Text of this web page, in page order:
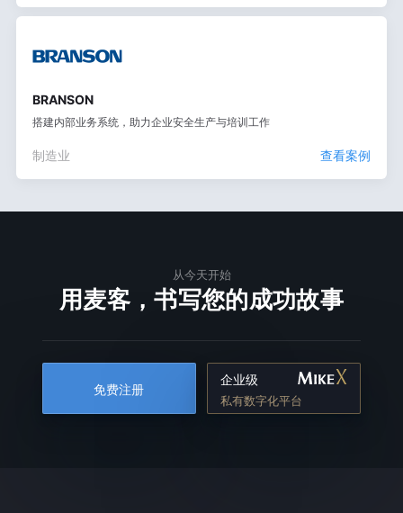
BRANSON
搭建内部业务系统，助力企业安全生产与培训工作
制造业 查看案例
从今天开始
用麦客，书写您的成功故事
免费注册
企业级
私有数字化平台